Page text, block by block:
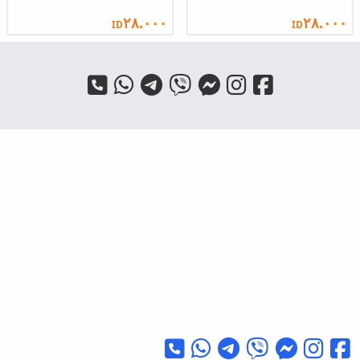
ID٢٨.٠٠٠ ID٢٨.٠٠٠